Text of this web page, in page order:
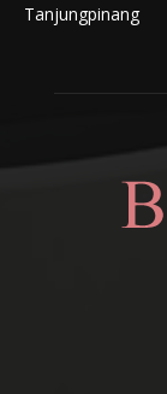
Tanjungpinang